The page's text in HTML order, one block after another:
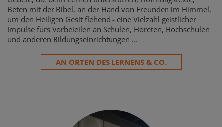
Beten mit der Bibel, an der Hand von Freunden im Himmel,
um den Heiligen Gesit flehend - eine Vielzahl geistlicher
Impulse fürs Vorbeieilen an Schulen, Horeten, Hochschulen
und anderen Bildungseinrichtungen ...
AN ORTEN DES LERNENS & CO.